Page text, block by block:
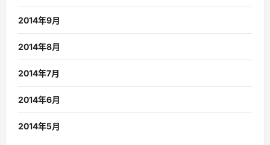
2014年9月
2014年8月
2014年7月
2014年6月
2014年5月